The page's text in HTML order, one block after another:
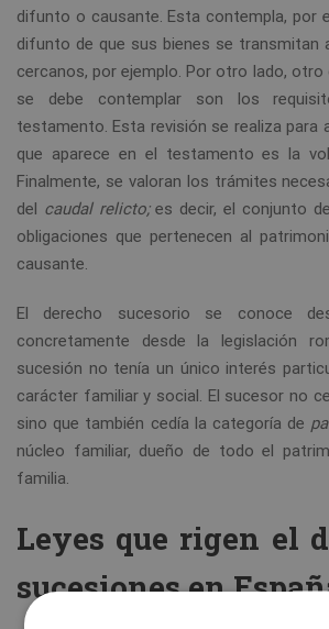
difunto o causante. Esta contempla, por
difunto de que sus bienes se transmitan
cercanos, por ejemplo. Por otro lado,
se debe contemplar son los
testamento. Esta revisión se realiza para
que aparece en el testamento es la
Finalmente, se valoran los trámites
del caudal relicto;es decir, el conjunto
obligaciones que pertenecen al
causante.
El derecho sucesorio se conoce
concretamente desde la legislación
sucesión no tenía un único interés
carácter familiar y social. El sucesor no
sino que también cedía la categoría de
núcleo familiar, dueño de todo el
familia.
Leyes que rigen el
sucesiones en